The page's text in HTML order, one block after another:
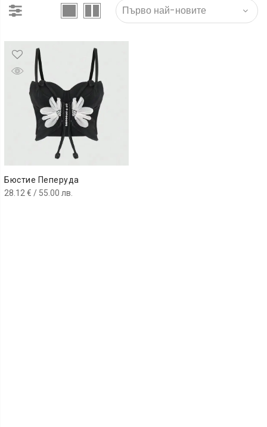
Бюстие Пеперуда
28.12 € / 55.00 лв.